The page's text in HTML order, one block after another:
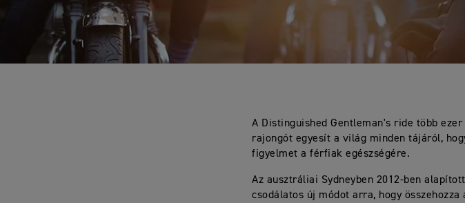
A Distinguished Gentleman's ride több
rajongót egyesít a világ minden tájáról,
figyelmet a férfiak egészségére.
Az ausztráliai Sydneyben 2012-ben
csodálatos új módot arra, hogy